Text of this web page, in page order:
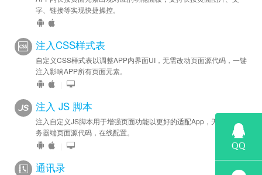
字、链接等实现快捷操控。
注入CSS样式表
自定义CSS样式表以调整APP内界面UI，无需改动页面源代码，一键
注入影响APP所有页面元素。
|
注入 JS 脚本
注入自定义JS脚本用于增强页面功能以更好的适配App，无需修改服
务器端页面源代码，在线配置。
|
通讯录